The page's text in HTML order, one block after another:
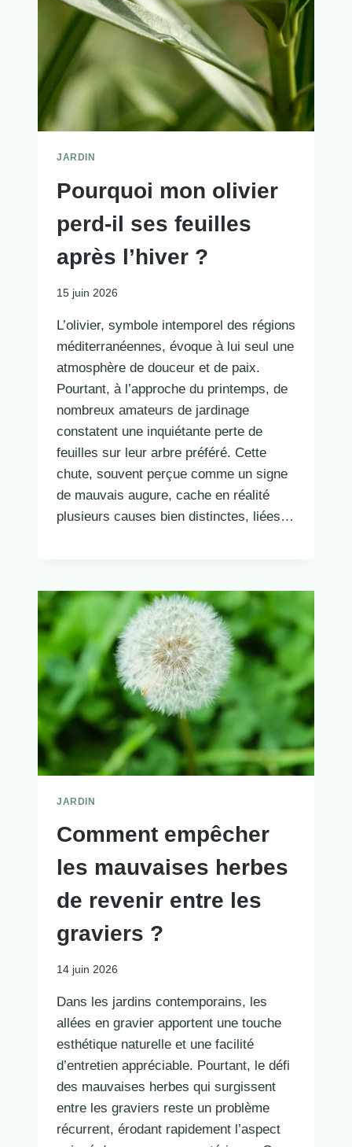
JARDIN
Pourquoi mon olivier
perd-il ses feuilles
après l’hiver ?
15 juin 2026
L’olivier, symbole intemporel des régions
méditerranéennes, évoque à lui seul une
atmosphère de douceur et de paix.
Pourtant, à l’approche du printemps, de
nombreux amateurs de jardinage
constatent une inquiétante perte de
feuilles sur leur arbre préféré. Cette
chute, souvent perçue comme un signe
de mauvais augure, cache en réalité
plusieurs causes bien distinctes, liées…
JARDIN
Comment empêcher
les mauvaises herbes
de revenir entre les
graviers ?
14 juin 2026
Dans les jardins contemporains, les
allées en gravier apportent une touche
esthétique naturelle et une facilité
d’entretien appréciable. Pourtant, le défi
des mauvaises herbes qui surgissent
entre les graviers reste un problème
récurrent, érodant rapidement l’aspect